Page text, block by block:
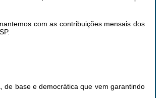
com as contribuições mensais dos
de base e democrática que vem garantindo